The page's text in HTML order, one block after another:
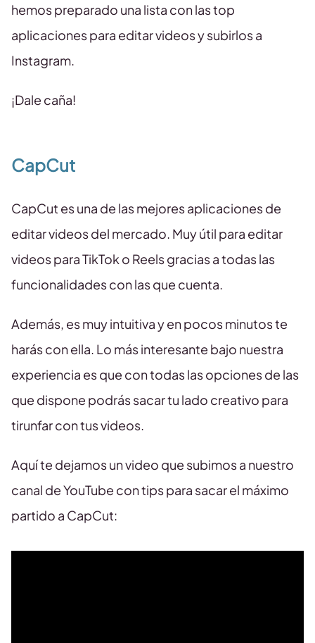
hemos preparado una lista con las top
aplicaciones para editar videos y subirlos a
Instagram.
¡Dale caña!
CapCut
CapCut es una de las mejores aplicaciones de
editar videos del mercado. Muy útil para editar
videos para TikTok o Reels gracias a todas las
funcionalidades con las que cuenta.
Además, es muy intuitiva y en pocos minutos te
harás con ella. Lo más interesante bajo nuestra
experiencia es que con todas las opciones de las
que dispone podrás sacar tu lado creativo para
tirunfar con tus videos.
Aquí te dejamos un video que subimos a nuestro
canal de YouTube con tips para sacar el máximo
partido a CapCut: